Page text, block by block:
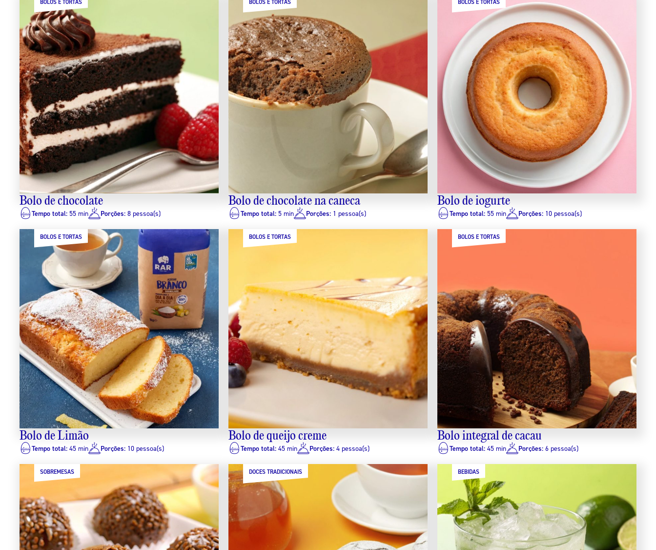
BOLOS E TORTAS
Bolo de chocolate
Tempo total: 55 min Porções: 8 pessoa(s)
BOLOS E TORTAS
Bolo de chocolate na caneca
Tempo total: 5 min Porções: 1 pessoa(s)
BOLOS E TORTAS
Bolo de iogurte
Tempo total: 55 min Porções: 10 pessoa(s)
BOLOS E TORTAS
Bolo de Limão
Tempo total: 45 min Porções: 10 pessoa(s)
BOLOS E TORTAS
Bolo de queijo creme
Tempo total: 45 min Porções: 4 pessoa(s)
BOLOS E TORTAS
Bolo integral de cacau
Tempo total: 45 min Porções: 6 pessoa(s)
SOBREMESAS DOCES TRADICIONAIS BEBIDAS